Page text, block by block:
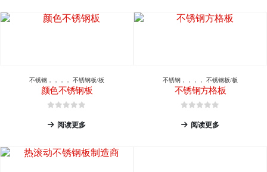
不锈钢 不锈钢板/板
颜色不锈钢板
阅读更多
不锈钢 不锈钢板/板
不锈钢方格板
阅读更多